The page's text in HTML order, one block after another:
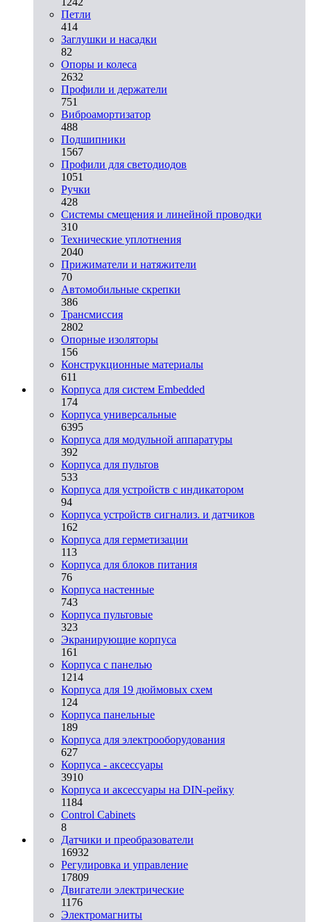
Петли
414
Заглушки и насадки
82
Опоры и колеса
2632
Профили и держатели
751
Виброамортизатор
488
Подшипники
1567
Профили для светодиодов
1051
Ручки
428
Системы смещения и линейной проводки
310
Технические уплотнения
2040
Прижиматели и натяжители
70
Автомобильные скрепки
386
Трансмиссия
2802
Опорные изоляторы
156
Конструкционные материалы
611
Корпуса для систем Embedded
174
Корпуса универсальные
6395
Корпуса для модульной аппаратуры
392
Корпуса для пультов
533
Корпуса для устройств с индикатором
94
Корпуса устройств сигнализ. и датчиков
162
Корпуса для герметизации
113
Корпуса для блоков питания
76
Корпуса настенные
743
Корпуса пультовые
323
Экранирующие корпуса
161
Корпуса с панелью
1214
Корпуса для 19 дюймовых схем
124
Корпуса панельные
189
Корпуса для электрооборудования
627
Корпуса - аксессуары
3910
Корпуса и аксессуары на DIN-рейку
1184
Control Cabinets
8
Датчики и преобразователи
16932
Регулировка и управление
17809
Двигатели электрические
1176
Электромагниты